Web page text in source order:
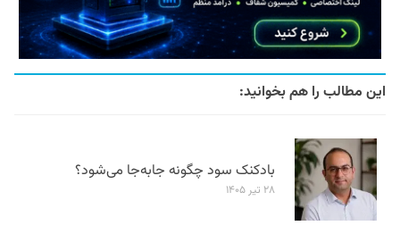
این مطالب را هم بخوانید:
بادکنک سود چگونه جابه‌جا می‌شود؟
۲۸ تیر ۱۴۰۵